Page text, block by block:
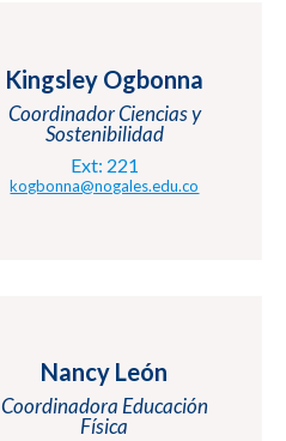
Kingsley Ogbonna
Coordinador Ciencias y
Sostenibilidad
Ext: 221
kogbonna@nogales.edu.co
Nancy León
Coordinadora Educación
Física